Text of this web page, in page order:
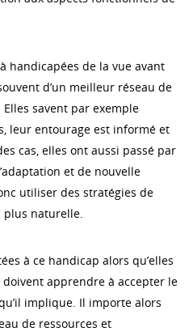
handicapées de la vue avant
d’un meilleur réseau de
savent par exemple
leur entourage est informé et
cas, elles ont aussi passé par
et de nouvelle
utiliser des stratégies de
plus naturelle.
à ce handicap alors qu’elles
doivent apprendre à accepter le
implique. Il importe alors
de ressources et